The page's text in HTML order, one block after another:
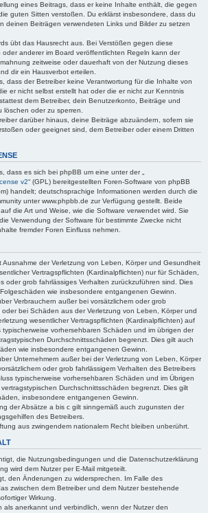
eines Beitrags, dass er keine Inhalte enthält, die gegen
guten Sitten verstoßen. Du erklärst insbesondere, dass du
deinen Beiträgen verwendeten Links und Bilder zu setzen
übt das Hausrecht aus. Bei Verstößen gegen diese
anderer im Board veröffentlichten Regeln kann der
zeitweise oder dauerhaft von der Nutzung dieses
dir ein Hausverbot erteilen.
dass der Betreiber keine Verantwortung für die Inhalte von
er nicht selbst erstellt hat oder die er nicht zur Kenntnis
dem Betreiber, dein Benutzerkonto, Beiträge und
löschen oder zu sperren.
darüber hinaus, deine Beiträge abzuändern, sofern sie
oder geeignet sind, dem Betreiber oder einem Dritten
dass es sich bei phpBB um eine unter der „
v2“ (GPL) bereitgestellten Foren-Software von phpBB
handelt; deutschsprachige Informationen werden durch die
unter www.phpbb.de zur Verfügung gestellt. Beide
die Art und Weise, wie die Software verwendet wird. Sie
Verwendung der Software für bestimmte Zwecke nicht
fremder Foren Einfluss nehmen.
Ausnahme der Verletzung von Leben, Körper und Gesundheit
Vertragspflichten (Kardinalpflichten) nur für Schäden,
oder grob fahrlässiges Verhalten zurückzuführen sind. Dies
wie insbesondere entgangenen Gewinn.
Verbrauchern außer bei vorsätzlichem oder grob
oder bei Schäden aus der Verletzung von Leben, Körper und
wesentlicher Vertragspflichten (Kardinalpflichten) auf
typischerweise vorhersehbaren Schäden und im übrigen der
Durchschnittsschäden begrenzt. Dies gilt auch
wie insbesondere entgangenen Gewinn.
Unternehmern außer bei der Verletzung von Leben, Körper
oder grob fahrlässigem Verhalten des Betreibers
typischerweise vorhersehbaren Schäden und im Übrigen
Durchschnittsschäden begrenzt. Dies gilt
insbesondere entgangenen Gewinn.
der Absätze a bis c gilt sinngemäß auch zugunsten der
des Betreibers.
aus zwingendem nationalem Recht bleiben unberührt.
die Nutzungsbedingungen und die Datenschutzerklärung
wird dem Nutzer per E-Mail mitgeteilt.
den Änderungen zu widersprechen. Im Falle des
zwischen dem Betreiber und dem Nutzer bestehende
Wirkung.
als anerkannt und verbindlich, wenn der Nutzer den